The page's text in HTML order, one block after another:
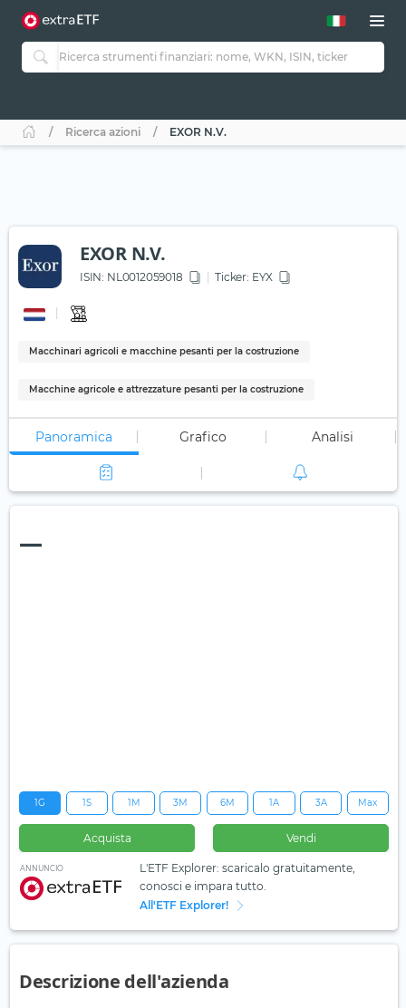
Ricerca azioni EXOR N.V.
EXOR N.V.
ISIN: NL0012059018 Ticker: EYX
Macchinari agricoli e macchine pesanti per la costruzione
Macchine agricole e attrezzature pesanti per la costruzione
Panoramica Grafico Analisi
—
1G 1S 1M 3M 6M 1A 3A Max
Acquista Vendi
ANNUNCIO
L'ETF Explorer: scaricalo gratuitamente,
conosci e impara tutto.
All'ETF Explorer!
Descrizione dell'azienda